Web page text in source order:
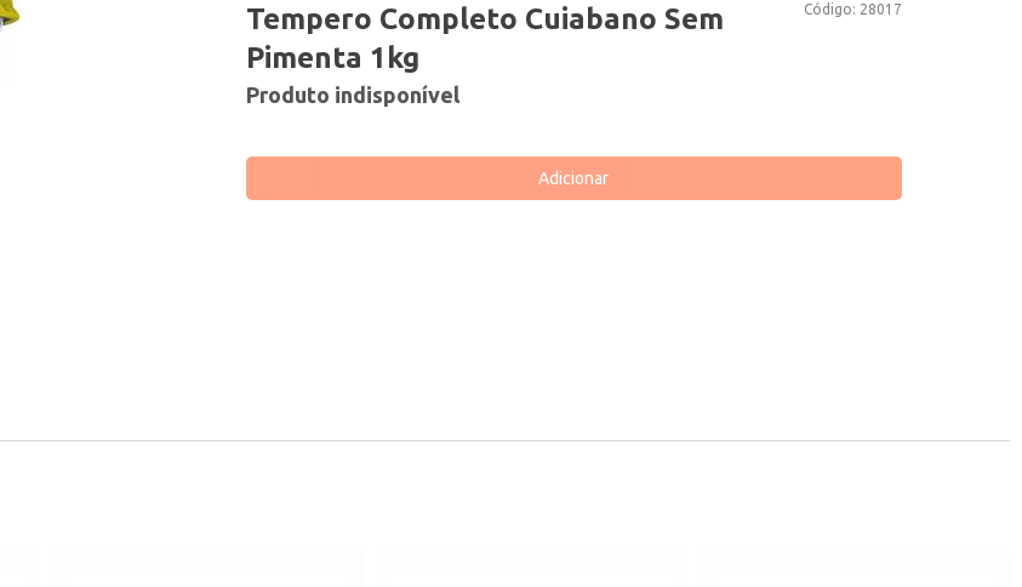
Código: 28017
Tempero Completo Cuiabano Sem
Pimenta 1kg
Produto indisponível
Adicionar